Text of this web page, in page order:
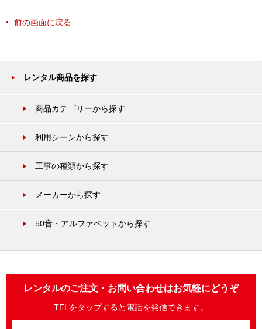
前の画面に戻る
レンタル商品を探す
商品カテゴリーから探す
利用シーンから探す
工事の種類から探す
メーカーから探す
50音・アルファベットから探す
レンタルのご注文・お問い合わせはお気軽にどうぞ
TELをタップすると電話を発信できます。